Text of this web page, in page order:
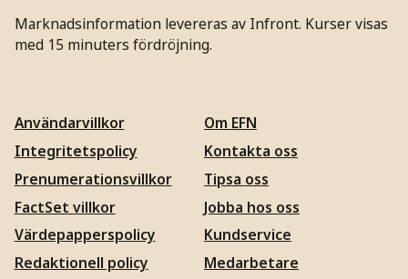
Marknadsinformation levereras av Infront. Kurser visas
med 15 minuters fördröjning.
Användarvillkor
Integritetspolicy
Prenumerationsvillkor
FactSet villkor
Värdepapperspolicy
Redaktionell policy
Om EFN
Kontakta oss
Tipsa oss
Jobba hos oss
Kundservice
Medarbetare